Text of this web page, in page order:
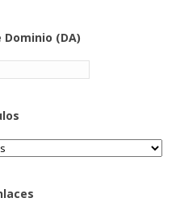
(DA)